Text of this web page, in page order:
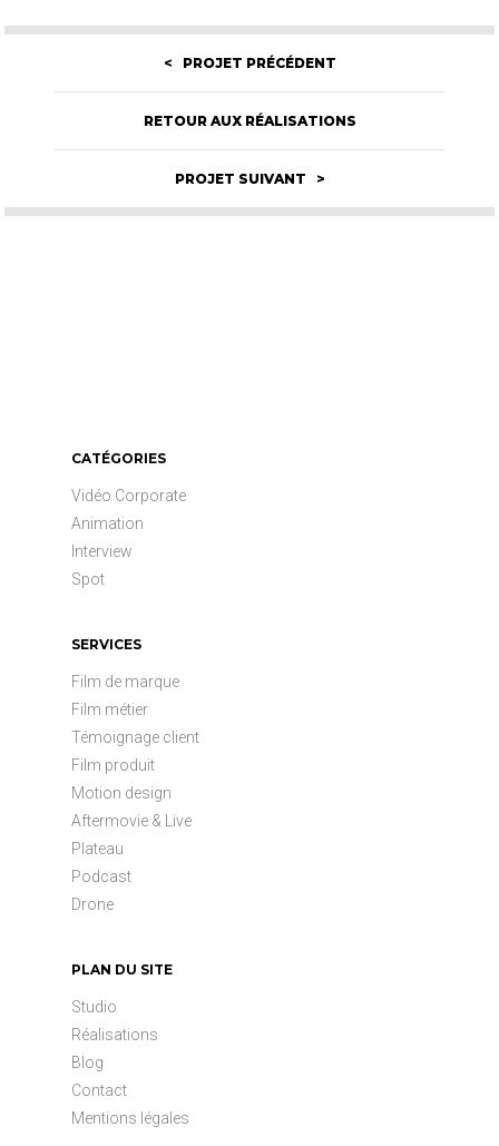
< PROJET PRÉCÉDENT
RETOUR AUX RÉALISATIONS
PROJET SUIVANT >
CATÉGORIES
Vidéo Corporate
Animation
Interview
Spot
SERVICES
Film de marque
Film métier
Témoignage client
Film produit
Motion design
Aftermovie & Live
Plateau
Podcast
Drone
PLAN DU SITE
Studio
Réalisations
Blog
Contact
Mentions légales